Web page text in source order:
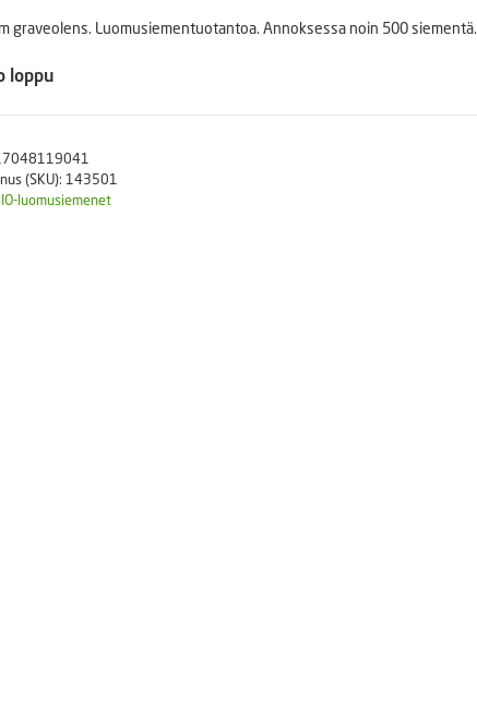
graveolens. Luomusiementuotantoa. Annoksessa noin 500 siementä.
loppu
(SKU): 143501
luomusiemenet